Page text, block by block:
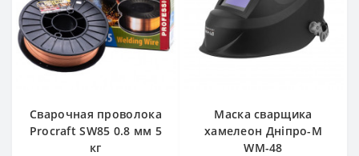
Сварочная проволока
Procraft SW85 0.8 мм 5
кг
Маска сварщика
хамелеон Дніпро-М
WM-48